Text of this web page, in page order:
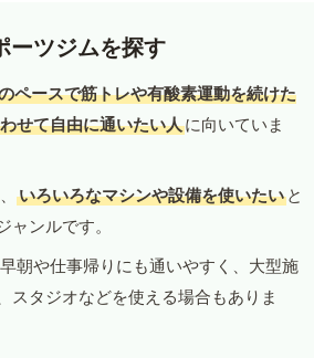
ーツジムを探す
ペースで筋トレや有酸素運動を続けた
せて自由に通いたい人に向いていま
、 いろいろなマシンや設備を使いたい と
ャンルです。
朝や仕事帰りにも通いやすく、大型施
スタジオなどを使える場合もありま